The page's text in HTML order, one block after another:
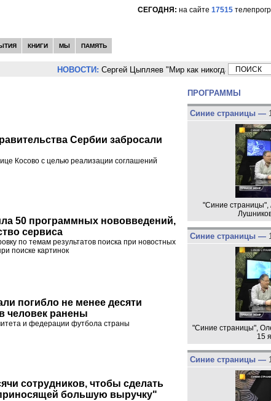
СЕГОДНЯ: на сайте 17515
КНИГИ МЫ ПАМЯТЬ
НОВОСТИ: Сергей Цыпляев "Мир как никогда близко стоит к
Сербии забросали
Косово с целью реализации соглашений
50 программных нововведений,
сервиса
по темам результатов поиска при новостных
поиске картинок
погибло не менее десяти
человек ранены
и федерации футбола страны
сотрудников, чтобы сделать
большую выручку"
ПРОГРАММЫ
Синие страницы —
"Синие страницы",
Синие страницы —
"Синие страницы",
15
Синие страницы —